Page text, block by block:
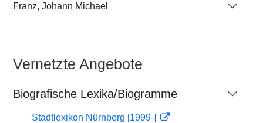
Franz, Johann Michael
Vernetzte Angebote
Biografische Lexika/Biogramme
Stadtlexikon Nürnberg [1999-]